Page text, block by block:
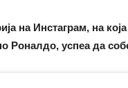
на Инстаграм, на
Роналдо, успеа да